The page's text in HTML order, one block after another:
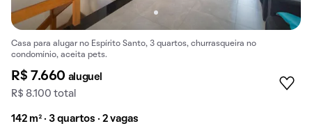
Casa para alugar no Espírito Santo, 3 quartos, churrasqueira no
condomínio, aceita pets.
R$ 7.660 aluguel
R$ 8.100 total
142 m² · 3 quartos · 2 vagas